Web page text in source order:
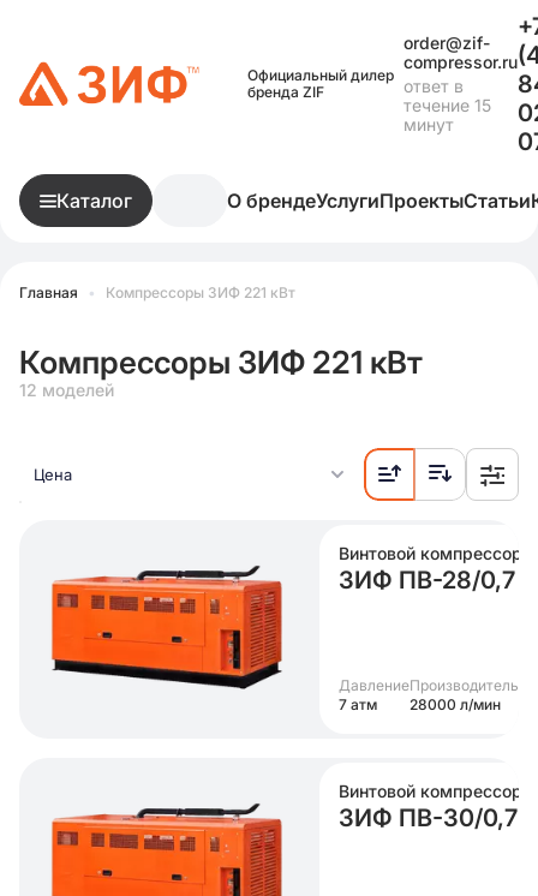
Официальный дилер
бренда ZIF
order@zif-
compressor.ru
ответ в
течение 15
минут
Каталог О брендеУслугиПроектыСтатьи
Главная • Компрессоры ЗИФ 221 кВт
Компрессоры ЗИФ 221 кВт
12 моделей
Цена
Винтовой компрессор
ЗИФ ПВ-28/0,7
Давление
7 атм
28000 л/мин
Винтовой компрессор
ЗИФ ПВ-30/0,7